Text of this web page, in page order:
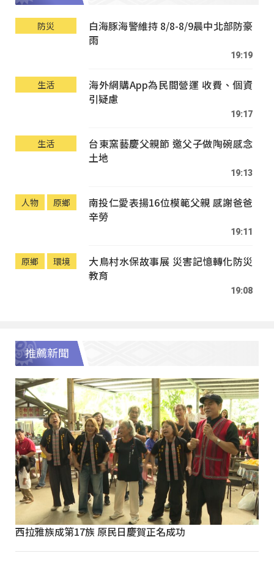
防災
白海豚海警維持 8/8-8/9晨中北部防豪
雨
19:19
生活
海外網購App為民間營運 收費、個資
引疑慮
19:17
生活
台東窯藝慶父親節 邀父子做陶碗感念
土地
19:13
人物 原鄉
南投仁愛表揚16位模範父親 感謝爸爸
辛勞
19:11
原鄉 環境
大鳥村水保故事展 災害記憶轉化防災
教育
19:08
推薦新聞
西拉雅族成第17族 原民日慶賀正名成功